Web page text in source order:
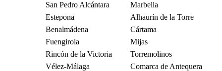
San Pedro Alcántara
Marbella
Estepona
Alhaurín de la Torre
Benalmádena
Cártama
Fuengirola
Mijas
Rincón de la Victoria
Torremolinos
Vélez-Málaga
Comarca de Antequera